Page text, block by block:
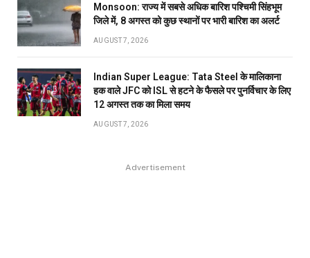
Monsoon: राज्य में सबसे अधिक बारिश पश्चिमी सिंहभूम
जिले में, 8 अगस्त को कुछ स्थानों पर भारी बारिश का अलर्ट
AUGUST 7, 2026
Indian Super League: Tata Steel के मालिकाना
हक वाले JFC को ISL से हटने के फैसले पर पुनर्विचार के लिए
12 अगस्त तक का मिला समय
AUGUST 7, 2026
Advertisement